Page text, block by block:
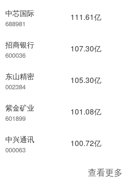
中芯国际
688981
招商银行
600036
东山精密
002384
紫金矿业
601899
中兴通讯
000063
111.61亿
107.30亿
105.30亿
101.08亿
100.72亿
查看更多